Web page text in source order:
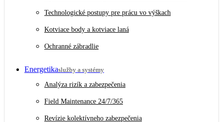
Technologické postupy pre prácu vo výškach
Kotviace body a kotviace laná
Ochranné zábradlie
Energetikaslužby a systémy
Analýza rizík a zabezpečenia
Field Maintenance 24/7/365
Revízie kolektívneho zabezpečenia